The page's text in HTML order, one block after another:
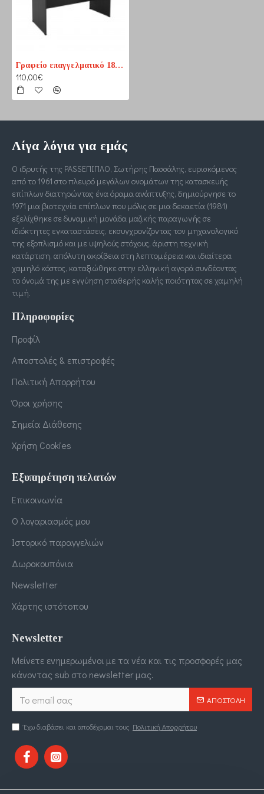
Γραφείο επαγγελματικό 180cm x 70cm
110,00€
Λίγα λόγια για εμάς
Ο ιδρυτής της PASSΕΠΙΠΛΟ, Σωτήρης Πασσάλης, ευρισκόμενος
από το 1961 στο πλευρό μεγάλων ονομάτων της κατασκευής
επίπλων διατηρώντας ένα όραμα ανάπτυξης, δημιούργησε το
1971 μια βιοτεχνία επίπλων που μόλις σε μια δεκαετία (1981)
εξελίχθηκε σε δυναμική μονάδα μαζικής παραγωγής σε
ιδιόκτητες εγκαταστάσεις, εκσυγχρονίζοντας τον μηχανολογικό
της εξοπλισμό και με υψηλούς στόχους, άριστη τεχνική
κατάρτιση, απόλυτη ακρίβεια στη λεπτομέρεια και ιδιαίτερα
χαμηλό κόστος, καταξιώθηκε στην ελληνική αγορά συνδέοντας
το όνομά της με εγγύηση σταθερής καλής ποιότητας σε χαμηλή
τιμή.
Πληροφορίες
Προφίλ
Αποστολές & επιστροφές
Πολιτική Απορρήτου
Όροι χρήσης
Σημεία Διάθεσης
Χρήση Cookies
Εξυπηρέτηση πελατών
Επικοινωνία
Ο λογαριασμός μου
Ιστορικό παραγγελιών
Δωροκουπόνια
Newsletter
Χάρτης ιστότοπου
Newsletter
Μείνετε ενημερωμένοι με τα νέα και τις προσφορές μας
κάνοντας sub στο newsletter μας.
ΑΠΟΣΤΟΛΉ
Έχω διαβάσει και αποδέχομαι τους Πολιτική Απορρήτου